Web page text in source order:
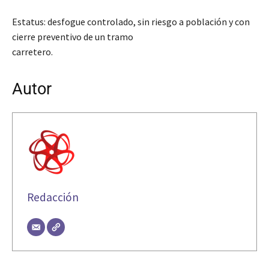
Estatus: desfogue controlado, sin riesgo a población y con
cierre preventivo de un tramo
carretero.
Autor
Redacción